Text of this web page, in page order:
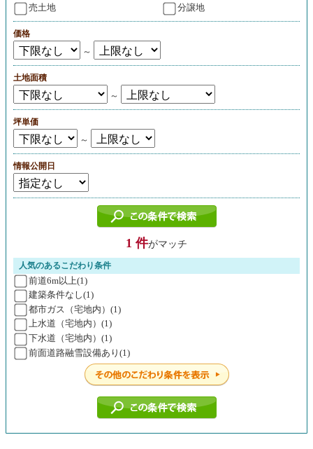
売土地 分譲地
価格
～
土地面積
～
坪単価
～
情報公開日
1 件がマッチ
人気のあるこだわり条件
前道6m以上(1)
建築条件なし(1)
都市ガス（宅地内）(1)
上水道（宅地内）(1)
下水道（宅地内）(1)
前面道路融雪設備あり(1)